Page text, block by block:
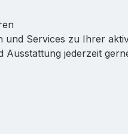
Services zu Ihrer
jederzeit